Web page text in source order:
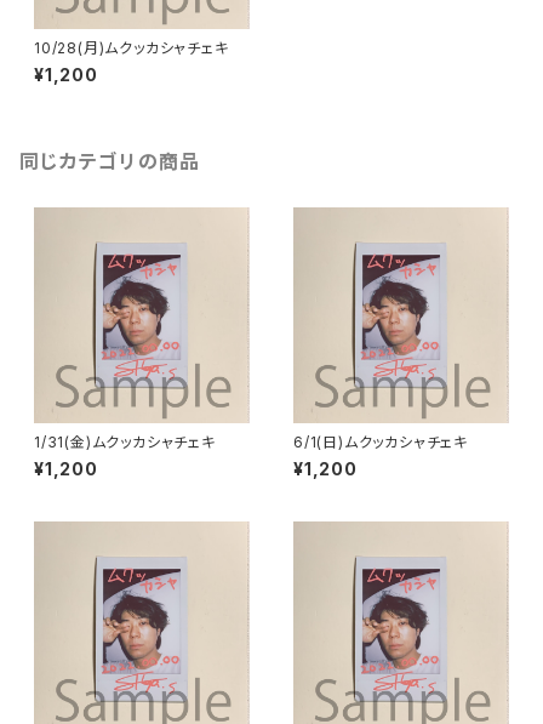
10/28(月)ムクッカシャチェキ
¥1,200
同じカテゴリの商品
1/31(金)ムクッカシャチェキ
¥1,200
6/1(日)ムクッカシャチェキ
¥1,200